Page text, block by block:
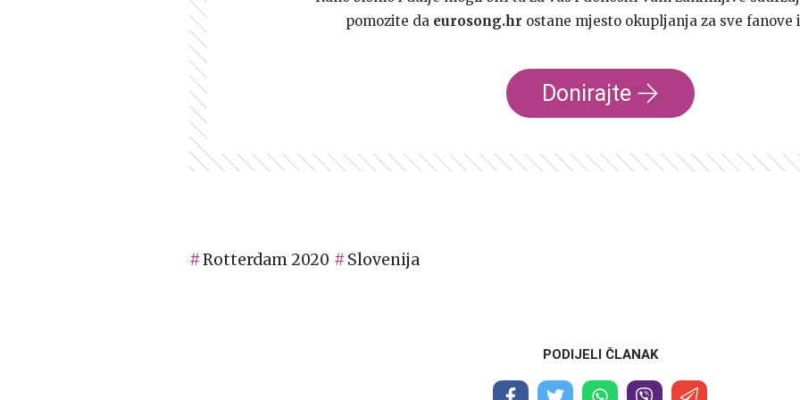
pomozite da eurosong.hr ostane mjesto okupljanja za sve fanove
Donirajte
Rotterdam 2020 Slovenija
PODIJELI ČLANAK